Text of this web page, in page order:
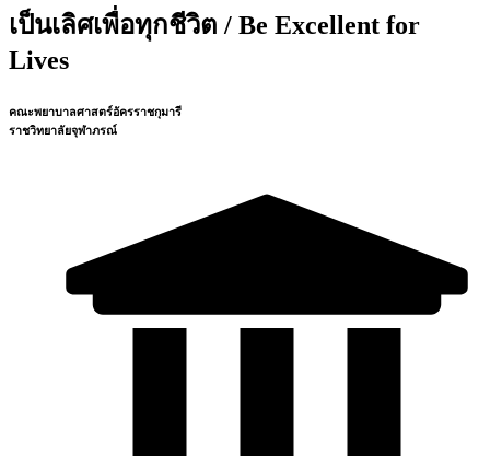
เป็นเลิศเพื่อทุกชีวิต / Be Excellent for
Lives
คณะพยาบาลศาสตร์อัครราชกุมารี
ราชวิทยาลัยจุฬาภรณ์